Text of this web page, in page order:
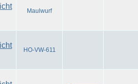
Maulwurf
HO-VW-611